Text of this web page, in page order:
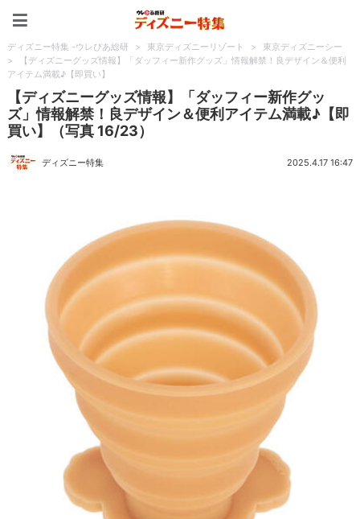
ディズニー特集 -ウレぴあ総研 > 東京ディズニーリゾート >
東京ディズニーシー
>
【ディズニーグッズ情報】「ダッフィー新作グッズ」情報解禁！良デザイン＆便利
アイテム満載♪【即買い】
【ディズニーグッズ情報】「ダッフィー新作グッ
ズ」情報解禁！良デザイン＆便利アイテム満載♪【即
買い】（写真 16/23）
ディズニー特集 2025.4.17 16:47